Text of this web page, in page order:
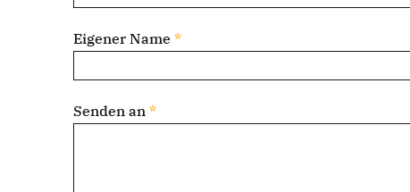
Eigener Name *
Senden an *